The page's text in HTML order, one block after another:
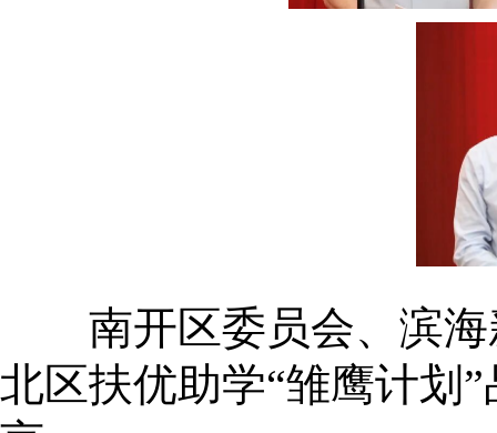
南开区委员会、滨海
北区扶优助学“雏鹰计划